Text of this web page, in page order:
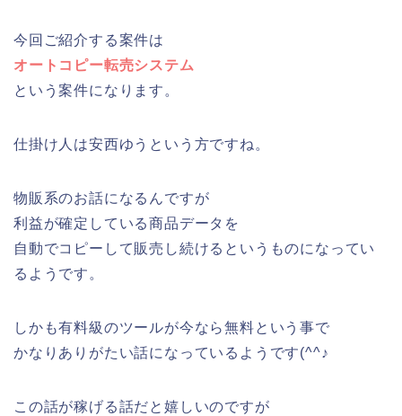
今回ご紹介する案件は
オートコピー転売システム
という案件になります。
仕掛け人は安西ゆうという方ですね。
物販系のお話になるんですが
利益が確定している商品データを
自動でコピーして販売し続けるというものになってい
るようです。
しかも有料級のツールが今なら無料という事で
かなりありがたい話になっているようです(^^♪
この話が稼げる話だと嬉しいのですが